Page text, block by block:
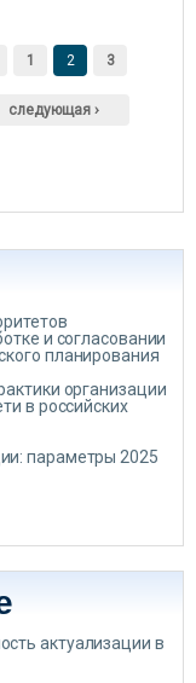
1 2 3
следующая ›
и согласовании
планирования
организации
в российских
параметры 2025
актуализации в